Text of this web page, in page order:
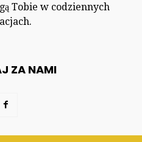
Tobie w codziennych
ZA NAMI